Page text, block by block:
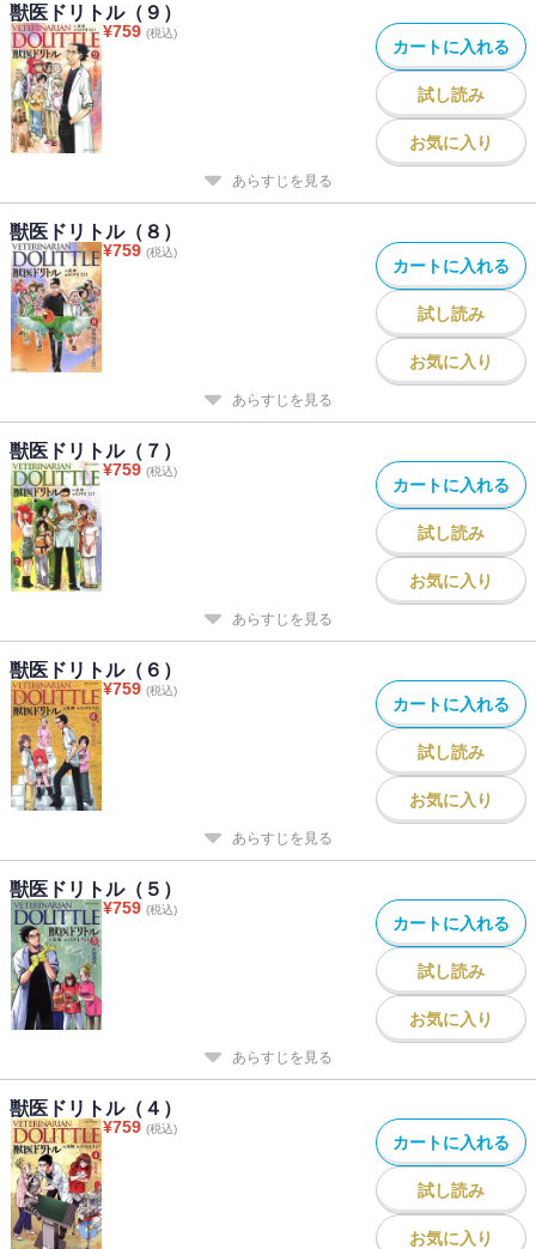
獣医ドリトル（９）
¥759 (税込)
カートに入れる
試し読み
お気に入り
あらすじを見る
獣医ドリトル（８）
¥759 (税込)
カートに入れる
試し読み
お気に入り
あらすじを見る
獣医ドリトル（７）
¥759 (税込)
カートに入れる
試し読み
お気に入り
あらすじを見る
獣医ドリトル（６）
¥759 (税込)
カートに入れる
試し読み
お気に入り
あらすじを見る
獣医ドリトル（５）
¥759 (税込)
カートに入れる
試し読み
お気に入り
あらすじを見る
獣医ドリトル（４）
¥759 (税込)
カートに入れる
試し読み
お気に入り